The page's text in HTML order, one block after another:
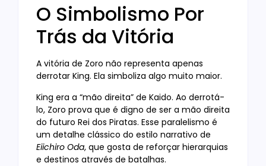
O Simbolismo Por
Trás da Vitória
A vitória de Zoro não representa apenas
derrotar King. Ela simboliza algo muito maior.
King era a “mão direita” de Kaido. Ao derrotá-
lo, Zoro prova que é digno de ser a mão direita
do futuro Rei dos Piratas. Esse paralelismo é
um detalhe clássico do estilo narrativo de
Eiichiro Oda, que gosta de reforçar hierarquias
e destinos através de batalhas.